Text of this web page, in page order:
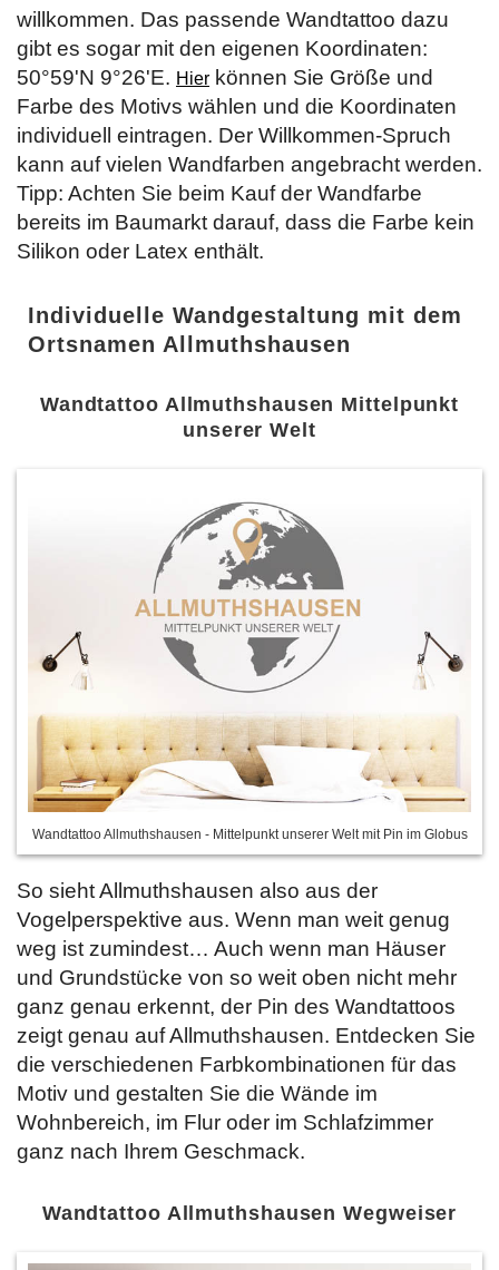
willkommen. Das passende Wandtattoo dazu
gibt es sogar mit den eigenen Koordinaten:
50°59'N 9°26'E. Hier können Sie Größe und
Farbe des Motivs wählen und die Koordinaten
individuell eintragen. Der Willkommen-Spruch
kann auf vielen Wandfarben angebracht werden.
Tipp: Achten Sie beim Kauf der Wandfarbe
bereits im Baumarkt darauf, dass die Farbe kein
Silikon oder Latex enthält.
Individuelle Wandgestaltung mit dem
Ortsnamen Allmuthshausen
Wandtattoo Allmuthshausen Mittelpunkt
unserer Welt
Wandtattoo Allmuthshausen - Mittelpunkt unserer Welt mit Pin im Globus
So sieht Allmuthshausen also aus der
Vogelperspektive aus. Wenn man weit genug
weg ist zumindest… Auch wenn man Häuser
und Grundstücke von so weit oben nicht mehr
ganz genau erkennt, der Pin des Wandtattoos
zeigt genau auf Allmuthshausen. Entdecken Sie
die verschiedenen Farbkombinationen für das
Motiv und gestalten Sie die Wände im
Wohnbereich, im Flur oder im Schlafzimmer
ganz nach Ihrem Geschmack.
Wandtattoo Allmuthshausen Wegweiser